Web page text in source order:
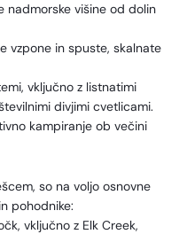
nadmorske višine od dolin
vzpone in spuste, skalnate
vključno z listnatimi
divjimi cvetlicami.
kampiranje ob večini
so na voljo osnovne
pohodnike:
vključno z Elk Creek,